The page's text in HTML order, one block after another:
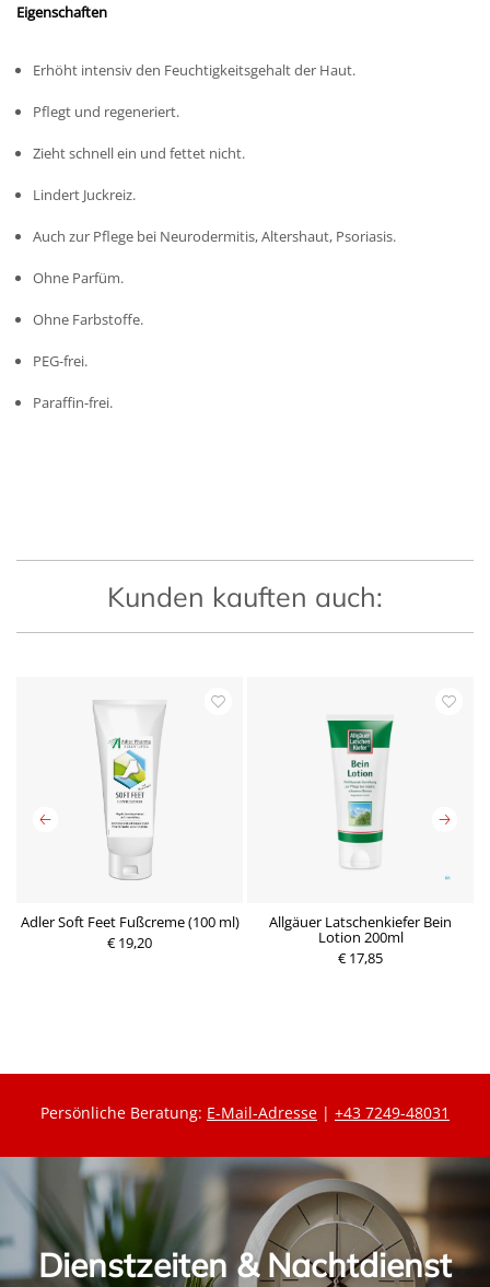
Eigenschaften
Erhöht intensiv den Feuchtigkeitsgehalt der Haut.
Pflegt und regeneriert.
Zieht schnell ein und fettet nicht.
Lindert Juckreiz.
Auch zur Pflege bei Neurodermitis, Altershaut, Psoriasis.
Ohne Parfüm.
Ohne Farbstoffe.
PEG-frei.
Paraffin-frei.
Kunden kauften auch:
Adler Soft Feet Fußcreme (100 ml)
€ 19,20
Allgäuer Latschenkiefer Bein
Lotion 200ml
€ 17,85
Persönliche Beratung: E-Mail-Adresse | +43 7249-48031
Dienstzeiten & Nachtdienst